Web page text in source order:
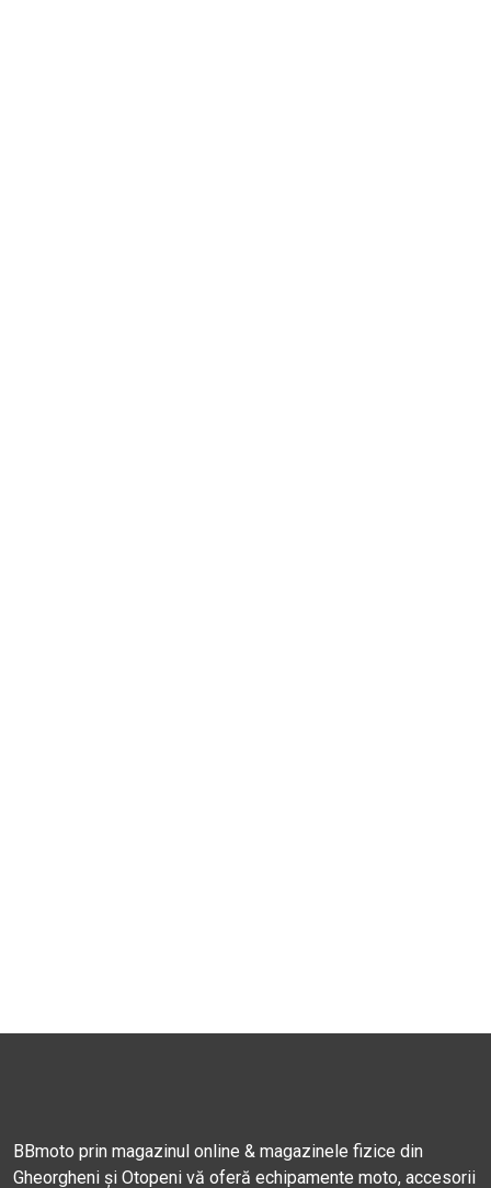
BBmoto prin magazinul online & magazinele fizice din
Gheorgheni și Otopeni vă oferă echipamente moto, accesorii